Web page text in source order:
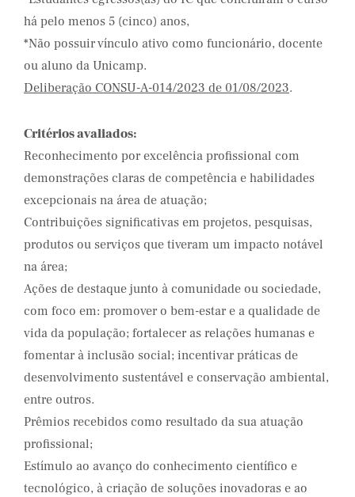
há pelo menos 5 (cinco) anos,
*Não possuir vínculo ativo como funcionário, docente
ou aluno da Unicamp.
Deliberação CONSU-A-014/2023 de 01/08/2023.
Critérios avaliados:
Reconhecimento por excelência profissional com
demonstrações claras de competência e habilidades
excepcionais na área de atuação;
Contribuições significativas em projetos, pesquisas,
produtos ou serviços que tiveram um impacto notável
na área;
Ações de destaque junto à comunidade ou sociedade,
com foco em: promover o bem-estar e a qualidade de
vida da população; fortalecer as relações humanas e
fomentar à inclusão social; incentivar práticas de
desenvolvimento sustentável e conservação ambiental,
entre outros.
Prêmios recebidos como resultado da sua atuação
profissional;
Estímulo ao avanço do conhecimento científico e
tecnológico, à criação de soluções inovadoras e ao